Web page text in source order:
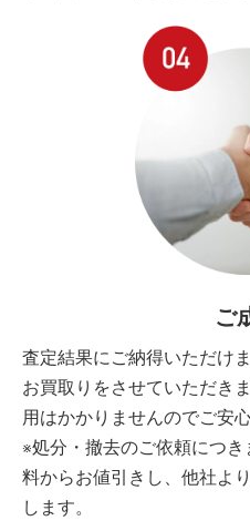
ご
査定結果にご納得いただけ
お買取りをさせていただき
用はかかりませんのでご安
※処分・撤去のご依頼につ
料からお値引きし、他社よ
します。